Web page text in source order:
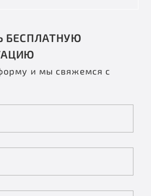
БЕСПЛАТНУЮ
и мы свяжемся с